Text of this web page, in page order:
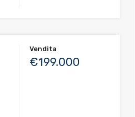
Vendita
€199.000